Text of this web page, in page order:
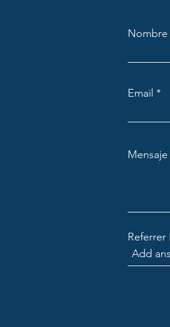
Nombre
Email
Mensaje
Referrer